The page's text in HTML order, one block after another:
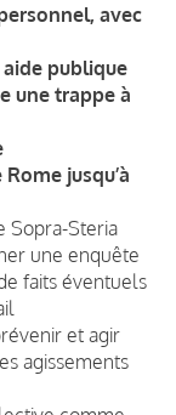
avec
publique
une trappe à
jusqu’à
Sopra-Steria
une enquête
faits éventuels
et agir
agissements